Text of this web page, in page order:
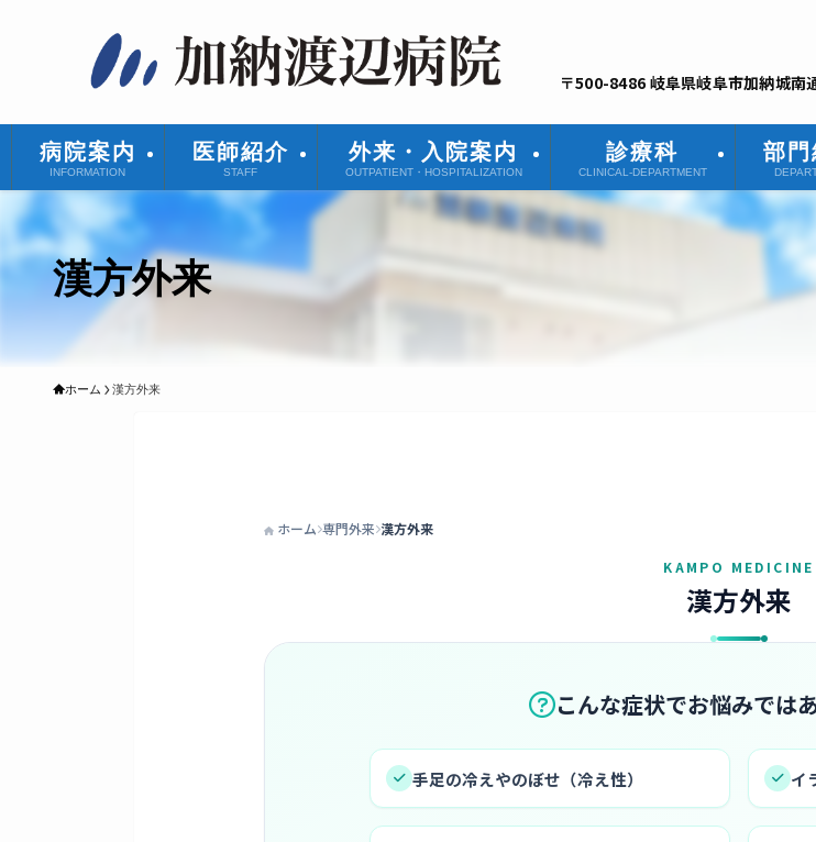
病院案内
INFORMATION
医師紹介
STAFF
外来・入院案内
OUTPATIENT・HOSPITALIZATION
診療科
CLINICAL-DEPARTMENT
部門
〒500-8486 岐阜県岐阜市加納城南
漢方外来
ホーム 漢方外来
ホーム 専門外来 漢方外来
岐阜市で漢方外来・東洋医学な
KAMPO MEDICINE
漢方外来
こんな症状でお悩みでは
手足の冷えやのぼせ（冷え性） イ